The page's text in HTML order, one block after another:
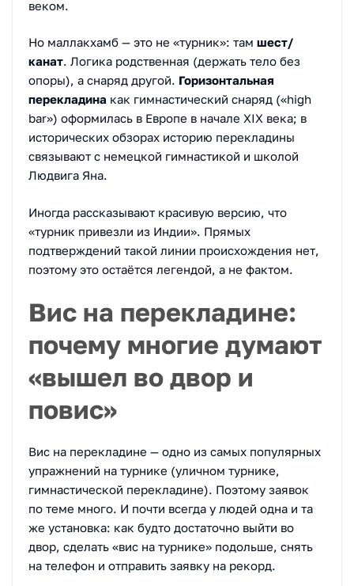
веком.
Но маллакхамб — это не «турник»: там шест/
канат. Логика родственная (держать тело без
опоры), а снаряд другой. Горизонтальная
перекладина как гимнастический снаряд («high
bar») оформилась в Европе в начале XIX века; в
исторических обзорах историю перекладины
связывают с немецкой гимнастикой и школой
Людвига Яна.
Иногда рассказывают красивую версию, что
«турник привезли из Индии». Прямых
подтверждений такой линии происхождения нет,
поэтому это остаётся легендой, а не фактом.
Вис на перекладине:
почему многие думают
«вышел во двор и
повис»
Вис на перекладине — одно из самых популярных
упражнений на турнике (уличном турнике,
гимнастической перекладине). Поэтому заявок
по теме много. И почти всегда у людей одна и та
же установка: как будто достаточно выйти во
двор, сделать «вис на турнике» подольше, снять
на телефон и отправить заявку на рекорд.